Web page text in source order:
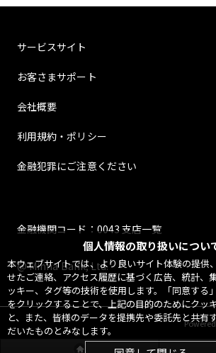
個人情報の取り扱いについ
本ウェブサイトでは、より良いサイト体験の提供
せたご連絡、アクセス履歴に基づく広告、統計、
ッキー、タグ等の技術を使用します。「同意する
をクリックすることで、上記の目的のためにクッ
と、また、皆様のデータを提携先や委託先と共有
だいたものとみなします。
サービスサイト
お客さまサポート
会社概要
利用規約・ポリシー
金融犯罪にご注意ください
金融機関コード：0043 支店一覧
@ Minna Bank, Ltd.